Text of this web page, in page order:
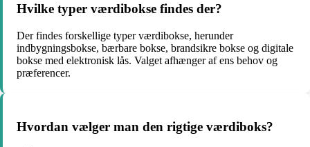
Hvilke typer værdibokse findes der?
Der findes forskellige typer værdibokse, herunder
indbygningsbokse, bærbare bokse, brandsikre bokse og digitale
bokse med elektronisk lås. Valget afhænger af ens behov og
præferencer.
Hvordan vælger man den rigtige værdiboks?